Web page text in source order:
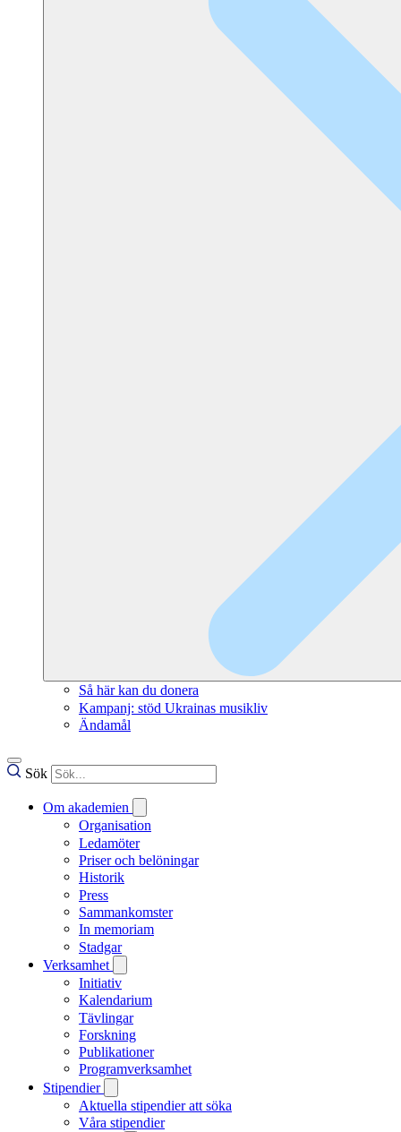
Så här kan du donera
Kampanj: stöd Ukrainas musikliv
Ändamål
Sök
Om akademien
Organisation
Ledamöter
Priser och belöningar
Historik
Press
Sammankomster
In memoriam
Stadgar
Verksamhet
Initiativ
Kalendarium
Tävlingar
Forskning
Publikationer
Programverksamhet
Stipendier
Aktuella stipendier att söka
Våra stipendier